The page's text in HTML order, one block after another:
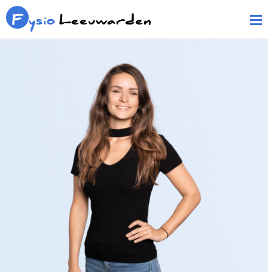
F ysioLeeuwarden